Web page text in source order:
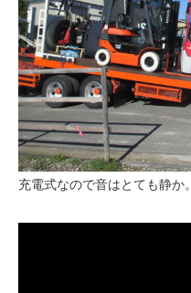
充電式なので音はとても静か。